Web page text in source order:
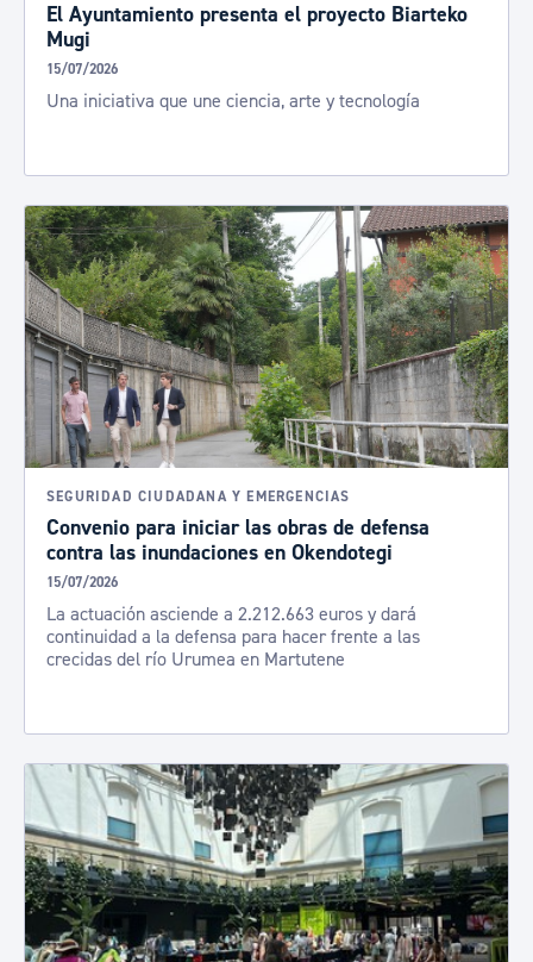
El Ayuntamiento presenta el proyecto Biarteko
Mugi
15/07/2026
Una iniciativa que une ciencia, arte y tecnología
SEGURIDAD CIUDADANA Y EMERGENCIAS
Convenio para iniciar las obras de defensa
contra las inundaciones en Okendotegi
15/07/2026
La actuación asciende a 2.212.663 euros y dará
continuidad a la defensa para hacer frente a las
crecidas del río Urumea en Martutene